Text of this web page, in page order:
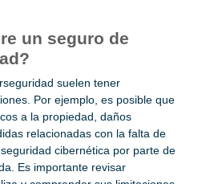
un seguro de
suelen tener
Por ejemplo, es posible que
a la propiedad, daños
relacionadas con la falta de
cibernética por parte de
Es importante revisar